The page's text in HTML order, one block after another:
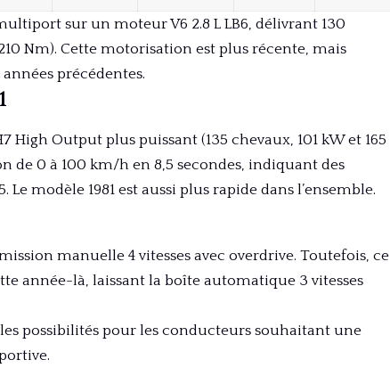
sur un moteur V6 2.8 L LB6, délivrant 130
Nm). Cette motorisation est plus récente, mais
précédentes.
High Output plus puissant (135 chevaux, 101 kW et 165
de 0 à 100 km/h en 8,5 secondes, indiquant des
modèle 1981 est aussi plus rapide dans l’ensemble.
manuelle 4 vitesses avec overdrive. Toutefois, ce
année-là, laissant la boîte automatique 3 vitesses
possibilités pour les conducteurs souhaitant une